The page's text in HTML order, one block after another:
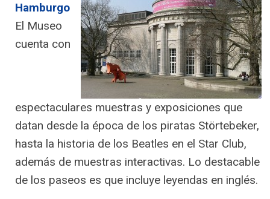
Hamburgo
El Museo
cuenta con
espectaculares muestras y exposiciones que
datan desde la época de los piratas Störtebeker,
hasta la historia de los Beatles en el Star Club,
además de muestras interactivas. Lo destacable
de los paseos es que incluye leyendas en inglés.